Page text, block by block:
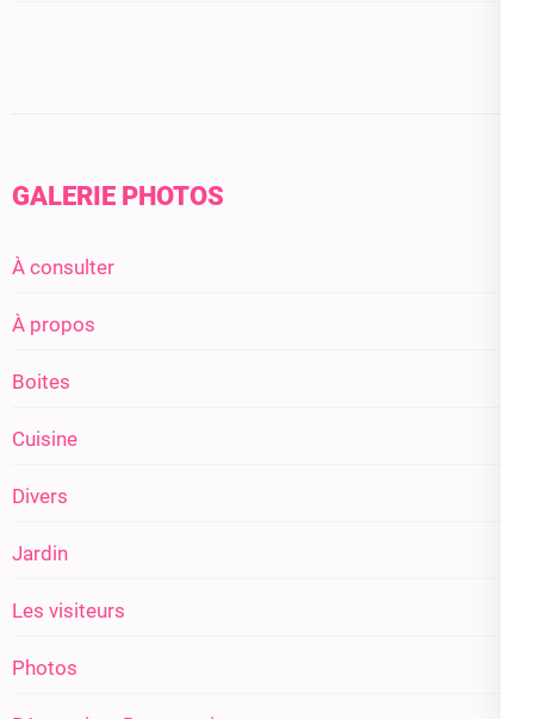
GALERIE PHOTOS
À consulter
À propos
Boites
Cuisine
Divers
Jardin
Les visiteurs
Photos